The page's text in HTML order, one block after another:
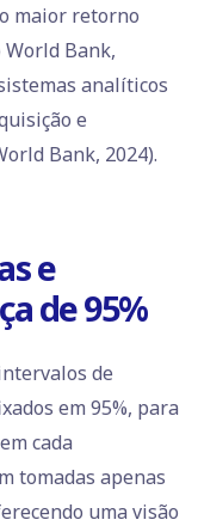
maior retorno
Bank,
analíticos
e
Bank, 2024).
e
de 95%
de
em 95%, para
cada
tomadas apenas
uma visão